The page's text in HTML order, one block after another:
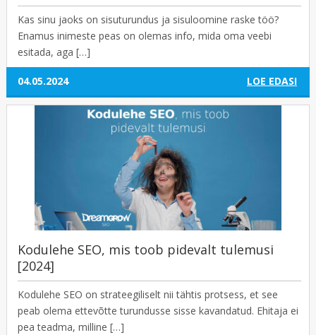
Kas sinu jaoks on sisuturundus ja sisuloomine raske töö?
Enamus inimeste peas on olemas info, mida oma veebi
esitada, aga […]
04.05.2024 LOE EDASI
Kodulehe SEO, mis toob pidevalt tulemusi
[2024]
Kodulehe SEO on strateegiliselt nii tähtis protsess, et see
peab olema ettevõtte turundusse sisse kavandatud. Ehitaja ei
pea teadma, milline […]